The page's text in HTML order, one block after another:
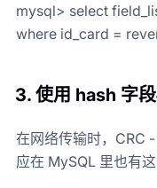
mysql> select
where id_card =
3. 使用 hash 字
在网络传输时，CRC
应在 MySQL 里也有